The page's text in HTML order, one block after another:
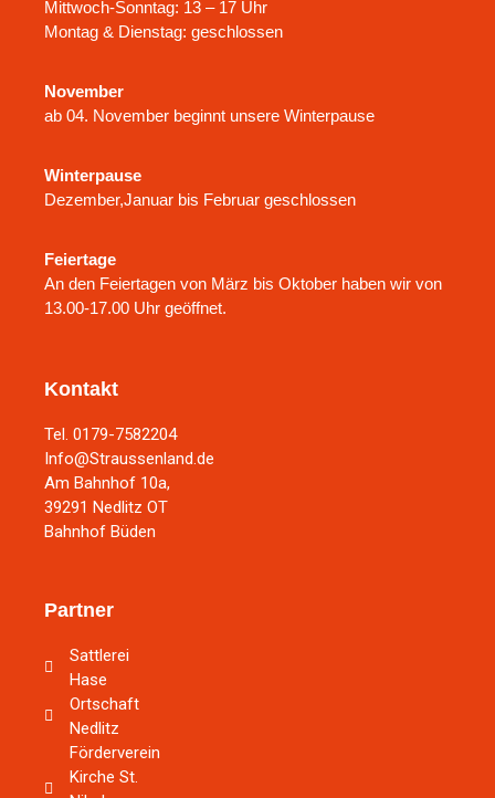
Kontakt
Tel. 0179-7582204
Info@Straussenland.de
Am Bahnhof 10a,
39291 Nedlitz OT
Bahnhof Büden
Partner
Sattlerei
Hase
Ortschaft
Nedlitz
Förderverein
Kirche St.
Mittwoch-Sonntag: 13 – 17 Uhr
Montag & Dienstag: geschlossen
November
ab 04. November beginnt unsere Winterpause
Winterpause
Dezember,Januar bis Februar geschlossen
Feiertage
An den Feiertagen von März bis Oktober haben wir von
13.00-17.00 Uhr geöffnet.